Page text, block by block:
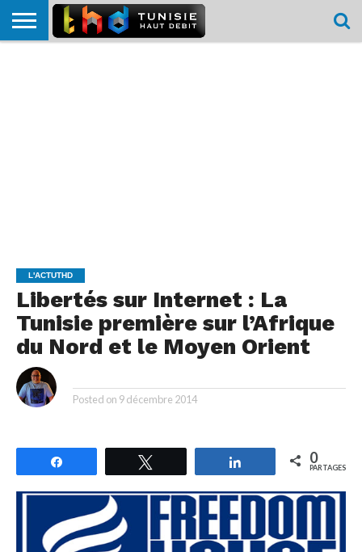
L'ACTUTHD
Libertés sur Internet : La
Tunisie première sur l’Afrique
du Nord et le Moyen Orient
Posted on 9 décembre 2014
Partagez 0
PARTAGES